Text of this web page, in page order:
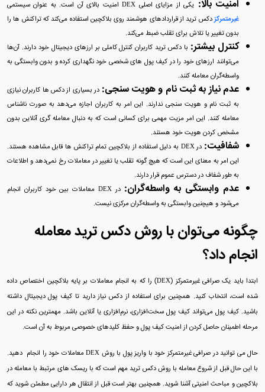
امنیت بالا: یکی از مزایای اصلی DEX امنیت بالای آن است. به عنوان سیستمی
غیرمتمرکزدکس ترید از قراردادهای هوشمند روی بلاکچین استفاده می‌کند که تراکنش‌ ها را
بدون تغییر یا تلاش برای تقلب ضبط می‌کند.
کنترل بیشتر: با دکس ترید کاربران کنترل کاملی بر ارزهای دیجیتال خود دارند. آن‌ها
می‌توانند ارزهای خود را در کیف پول‌ های شخصی خود نگهداری کرده و بدون وابستگی به
واسطه‌گران معامله کنند.
عدم نیاز به ثبت‌ نام و هویت‌ سنجی: در بسیاری از دکس‌ ها کاربران نیازی
به ثبت‌ نام و هویت‌ سنجی ندارند. این امر به کاربران اجازه می‌دهد به صورت ناشناس
معامله کنند. این امر مزیت مهمی برای کسانی است که به دنبال معامله‌ گری آنلاین بدون
مشخص کردن هویت خود هستند.
شفافیت:
در DEX به دلیل استفاده از بلاکچین تمام تراکنش‌ ها قابل مشاهده هستند.
این امر به معنای این است که هیچ گونه تقلب یا تغییر در معاملات رخ نمی‌دهد و اطلاعات
به طور شفاف در دسترس عموم قرار دارند.
عدم وابستگی به واسطه‌گران:
در DEX معاملات بین خود کاربران انجام
می‌شود و هیچنین وابستگی به واسطه‌گران مرکزی نیست.
چگونه می‌توان با روش دکس ترید معامله
انجام داد؟
ابتدا باید یک صرافی غیرمتمرکز (DEX) را که به انجام معاملات بر پایه بلاکچین اختصاص داده
شده است، انتخاب کنید. همچنین برای استفاده از دکس نیاز دارید تا کیف پول دیجیتال داشته
باشید. کیف پول می‌تواند کیف پول سخت‌افزاری، نرم‌افزاری یا آنلاین باشد. مهمترین نکته در این
مرحله اطمینان حاصل کردن از امنیت کیف پول و حفظ کلیدهای خصوصی مربوط به آن است.
حال می‌ توانید در صرافی غیرمتمرکز خود با واریز پول با روش DEX معاملات خود را انجام دهید.
با این حال قبل از شروع معامله با روش دکس ترید مهم است که با ریسک‌ های مرتبط با معامله در
بلاکچین و مباحث امنیتی آشنا شوید. همچنین بهتر است قبل از انتقال هر دارایی مطمئن شوید که